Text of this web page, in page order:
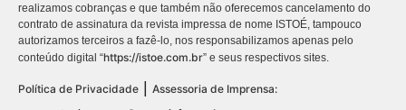
realizamos cobranças e que também não oferecemos cancelamento do
contrato de assinatura da revista impressa de nome ISTOÉ, tampouco
autorizamos terceiros a fazê-lo, nos responsabilizamos apenas pelo
conteúdo digital “https://istoe.com.br” e seus respectivos sites.
Política de Privacidade
Assessoria de Imprensa: